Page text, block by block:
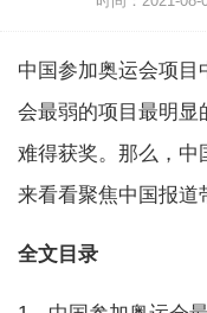
中国参加奥运会项目
会最弱的项目最明显
难得获奖。那么，中
来看看聚焦中国报道
全文目录